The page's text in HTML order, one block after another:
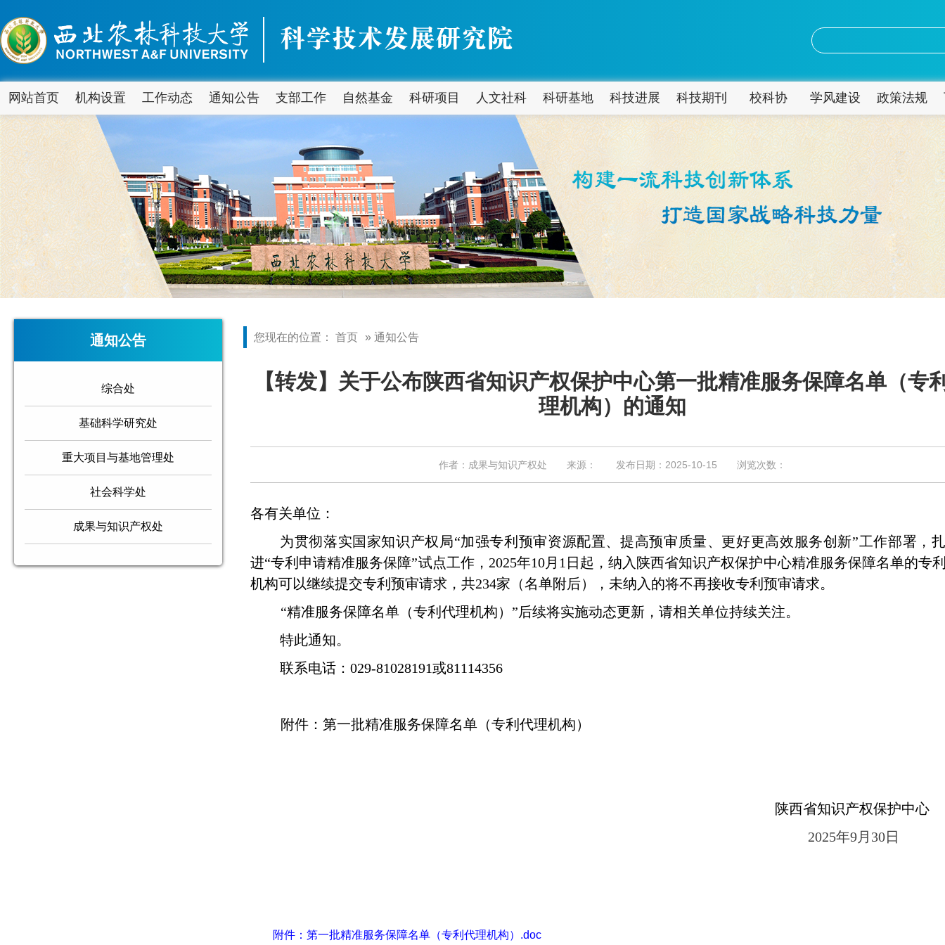
网站首页 机构设置 工作动态 通知公告 支部工作 自然基金 科研项目 人文社科 科研基地 科技进展 科技期刊 校科协 学风建设 政策法规
通知公告
综合处
基础科学研究处
重大项目与基地管理处
社会科学处
成果与知识产权处
您现在的位置： 首页 » 通知公告
【转发】关于公布陕西省知识产权保护中心第一批精准服务保障名单（专
理机构）的通知
作者：成果与知识产权处 来源： 发布日期：2025-10-15 浏览次数：
各有关单位：
为贯彻落实国家知识产权局“加强专利预审资源配置、提高预审质量、更好更高效服务创新”工作部署，
进“专利申请精准服务保障”试点工作， 2025年10月 1 日起，纳入陕西省知识产权保护中心精准服务保障名单的专
机构可以继续提交专利预审请求，共234家（名单附后），未纳入的将不再接收专利预审请求。
“精准服务保障名单（专利代理机构） ”后续将实施动态更新，请相关单位持续关注。
特此通知。
联系电话： 029-81028191或81114356
附件：第一批精准服务保障名单（专利代理机构）
陕西省知识产权保护中心
2025年9月 30日
附件：第一批精准服务保障名单（专利代理机构）.doc